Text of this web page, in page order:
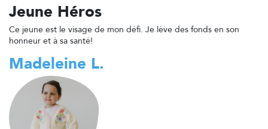
Jeune Héros
Ce jeune est le visage de mon défi. Je lève des fonds en son
honneur et à sa santé!
Madeleine L.